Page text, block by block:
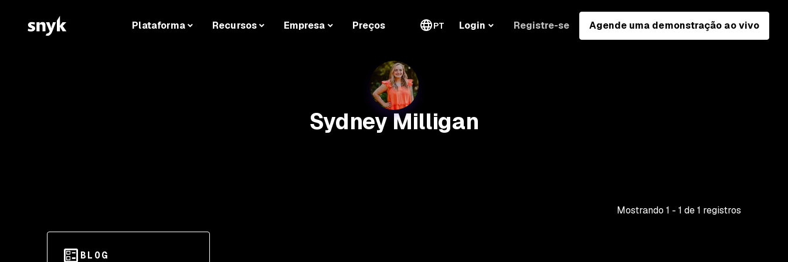
Plataforma Recursos Empresa Preços PT Login Registre-se Agende uma demonstração ao vivo
Sydney Milligan
Mostrando 1 - 1 de1 registros
BLOG